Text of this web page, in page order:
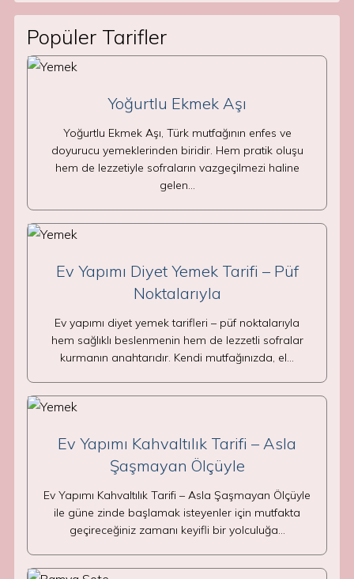
Popüler Tarifler
Yoğurtlu Ekmek Aşı
Yoğurtlu Ekmek Aşı, Türk mutfağının enfes ve
doyurucu yemeklerinden biridir. Hem pratik oluşu
hem de lezzetiyle sofraların vazgeçilmezi haline
gelen…
Ev Yapımı Diyet Yemek Tarifi – Püf
Noktalarıyla
Ev yapımı diyet yemek tarifleri – püf noktalarıyla
hem sağlıklı beslenmenin hem de lezzetli sofralar
kurmanın anahtarıdır. Kendi mutfağınızda, el…
Ev Yapımı Kahvaltılık Tarifi – Asla
Şaşmayan Ölçüyle
Ev Yapımı Kahvaltılık Tarifi – Asla Şaşmayan Ölçüyle
ile güne zinde başlamak isteyenler için mutfakta
geçireceğiniz zamanı keyifli bir yolculuğa…